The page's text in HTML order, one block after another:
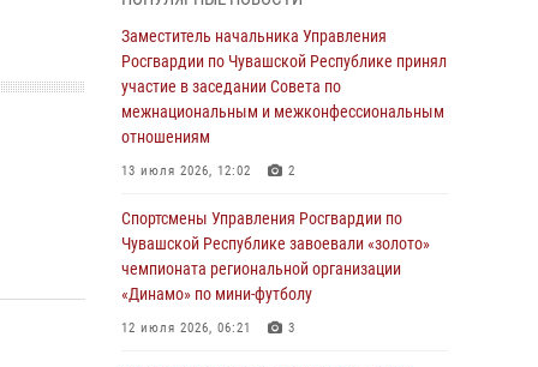
В Ядрине сотрудники Росгвардии задержали
подозреваемого в причинении тяжкого вреда
здоровью
01 августа 2026, 06:12
1 августа – День дежурной службы войск
Федерации
01 августа 2026, 05:17
Директор Росгвардии Герой России генерал
армии Виктор Золотов поздравил
Заместитель начальника Управления
Росгвардии по Чувашской Республике принял
участие в заседании Совета по
межнациональным и межконфессиональным
отношениям
13 июля 2026, 12:02 2
Спортсмены Управления Росгвардии по
Чувашской Республике завоевали «золото»
чемпионата региональной организации
«Динамо» по мини-футболу
12 июля 2026, 06:21 3